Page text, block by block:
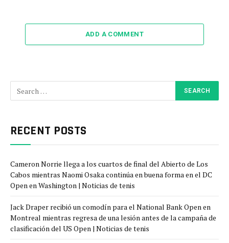
ADD A COMMENT
RECENT POSTS
Cameron Norrie llega a los cuartos de final del Abierto de Los
Cabos mientras Naomi Osaka continúa en buena forma en el DC
Open en Washington | Noticias de tenis
Jack Draper recibió un comodín para el National Bank Open en
Montreal mientras regresa de una lesión antes de la campaña de
clasificación del US Open | Noticias de tenis